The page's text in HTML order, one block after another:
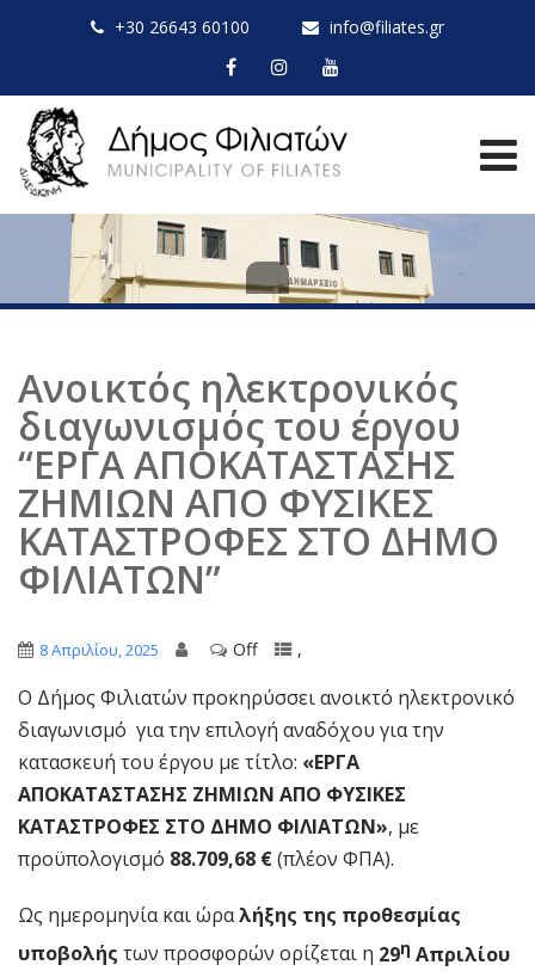
+30 26643 60100 info@filiates.gr
Ανοικτός ηλεκτρονικός
διαγωνισμός του έργου
“ΕΡΓΑ ΑΠΟΚΑΤΑΣΤΑΣΗΣ
ΖΗΜΙΩΝ ΑΠΟ ΦΥΣΙΚΕΣ
ΚΑΤΑΣΤΡΟΦΕΣ ΣΤΟ ΔΗΜΟ
ΦΙΛΙΑΤΩΝ”
8 Απριλίου, 2025 Off ,
Ο Δήμος Φιλιατών προκηρύσσει ανοικτό ηλεκτρονικό
διαγωνισμό για την επιλογή αναδόχου για την
κατασκευή του έργου με τίτλο: «ΕΡΓΑ
ΑΠΟΚΑΤΑΣΤΑΣΗΣ ΖΗΜΙΩΝ ΑΠΟ ΦΥΣΙΚΕΣ
ΚΑΤΑΣΤΡΟΦΕΣ ΣΤΟ ΔΗΜΟ ΦΙΛΙΑΤΩΝ», με
προϋπολογισμό 88.709,68 €(πλέον ΦΠΑ).
Ως ημερομηνία και ώραλήξης της προθεσμίας
υποβολής των προσφορών ορίζεται η 29η Απριλίου